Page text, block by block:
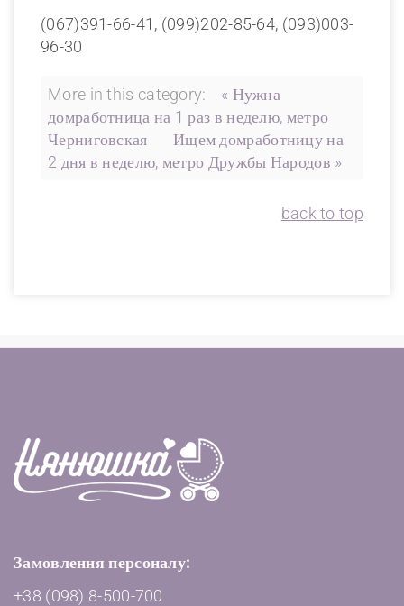
(067)391-66-41, (099)202-85-64, (093)003-
96-30
More in this category:
« Нужна
домработница на 1 раз в неделю, метро
Черниговская
Ищем домработницу на
2 дня в неделю, метро Дружбы Народов »
back to top
Замовлення персоналу:
+38 (098) 8-500-700